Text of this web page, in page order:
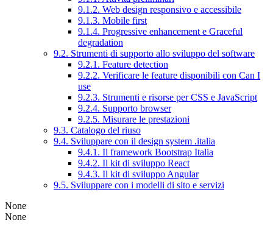
9.1.2. Web design responsivo e accessibile
9.1.3. Mobile first
9.1.4. Progressive enhancement e Graceful
degradation
9.2. Strumenti di supporto allo sviluppo del software
9.2.1. Feature detection
9.2.2. Verificare le feature disponibili con Can I
use
9.2.3. Strumenti e risorse per CSS e JavaScript
9.2.4. Supporto browser
9.2.5. Misurare le prestazioni
9.3. Catalogo del riuso
9.4. Sviluppare con il design system .italia
9.4.1. Il framework Bootstrap Italia
9.4.2. Il kit di sviluppo React
9.4.3. Il kit di sviluppo Angular
9.5. Sviluppare con i modelli di sito e servizi
None
None